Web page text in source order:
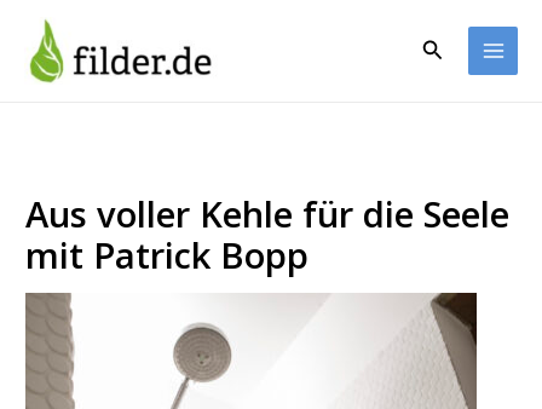
Inhalt
springen
Suchen
Aus voller Kehle für die Seele
mit Patrick Bopp